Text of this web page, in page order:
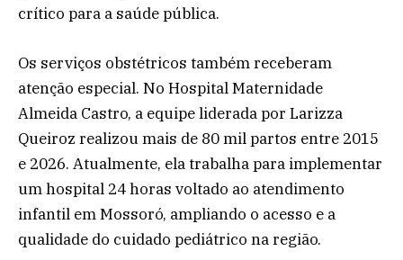
crítico para a saúde pública.
Os serviços obstétricos também receberam
atenção especial. No Hospital Maternidade
Almeida Castro, a equipe liderada por Larizza
Queiroz realizou mais de 80 mil partos entre 2015
e 2026. Atualmente, ela trabalha para implementar
um hospital 24 horas voltado ao atendimento
infantil em Mossoró, ampliando o acesso e a
qualidade do cuidado pediátrico na região.